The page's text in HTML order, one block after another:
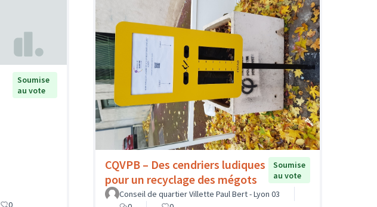
Soumise
au vote
0
CQVPB – Des cendriers ludiques
pour un recyclage des mégots
Soumise
au vote
Conseil de quartier Villette Paul Bert - Lyon 03